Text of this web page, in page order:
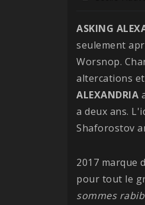
ASKING
seulement
Worsnop.
altercations
ALEXANDRIA
a deux ans.
Shaforostov
2017 marque
pour tout le
sommes